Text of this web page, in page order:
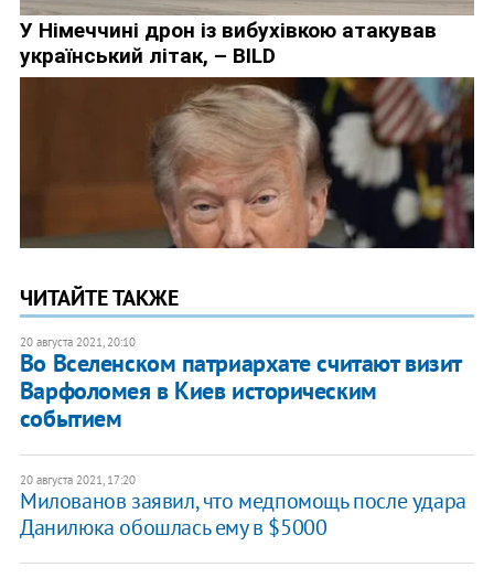
ЧИТАЙТЕ ТАКЖЕ
20 августа 2021, 20:10
Во Вселенском патриархате считают визит
Варфоломея в Киев историческим
событием
20 августа 2021, 17:20
Милованов заявил, что медпомощь после удара
Данилюка обошлась ему в $5000